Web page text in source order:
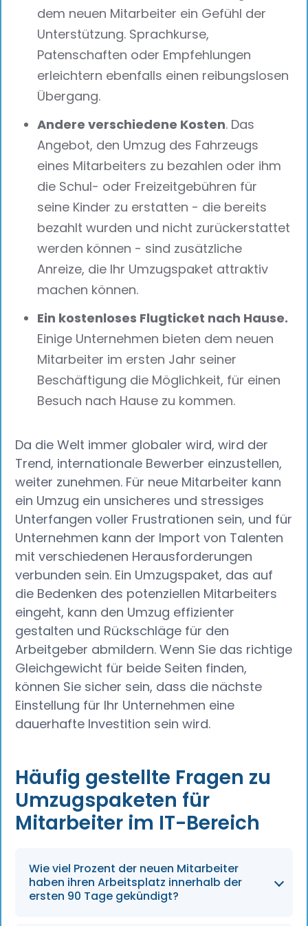
dem neuen Mitarbeiter ein Gefühl der
Unterstützung. Sprachkurse,
Patenschaften oder Empfehlungen
erleichtern ebenfalls einen reibungslosen
Übergang.
Andere verschiedene Kosten. Das
Angebot, den Umzug des Fahrzeugs
eines Mitarbeiters zu bezahlen oder ihm
die Schul- oder Freizeitgebühren für
seine Kinder zu erstatten - die bereits
bezahlt wurden und nicht zurückerstattet
werden können - sind zusätzliche
Anreize, die Ihr Umzugspaket attraktiv
machen können.
Ein kostenloses Flugticket nach Hause.
Einige Unternehmen bieten dem neuen
Mitarbeiter im ersten Jahr seiner
Beschäftigung die Möglichkeit, für einen
Besuch nach Hause zu kommen.
Da die Welt immer globaler wird, wird der
Trend, internationale Bewerber einzustellen,
weiter zunehmen. Für neue Mitarbeiter kann
ein Umzug ein unsicheres und stressiges
Unterfangen voller Frustrationen sein, und für
Unternehmen kann der Import von Talenten
mit verschiedenen Herausforderungen
verbunden sein. Ein Umzugspaket, das auf
die Bedenken des potenziellen Mitarbeiters
eingeht, kann den Umzug effizienter
gestalten und Rückschläge für den
Arbeitgeber abmildern. Wenn Sie das richtige
Gleichgewicht für beide Seiten finden,
können Sie sicher sein, dass die nächste
Einstellung für Ihr Unternehmen eine
dauerhafte Investition sein wird.
Häufig gestellte Fragen zu
Umzugspaketen für
Mitarbeiter im IT-Bereich
Wie viel Prozent der neuen Mitarbeiter
haben ihren Arbeitsplatz innerhalb der
ersten 90 Tage gekündigt?